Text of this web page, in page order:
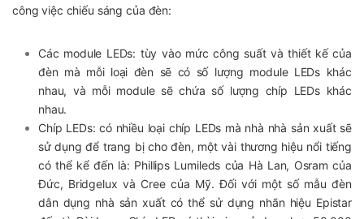
công việc chiếu sáng của đèn:
Các module LEDs: tùy vào mức công suất và thiết kế của
đèn mà mỗi loại đèn sẽ có số lượng module LEDs khác
nhau, và mỗi module sẽ chứa số lượng chíp LEDs khác
nhau.
Chíp LEDs: có nhiều loại chíp LEDs mà nhà nhà sản xuất sẽ
sử dụng để trang bị cho đèn, một vài thương hiệu nổi tiếng
có thể kể đến là: Phillips Lumileds của Hà Lan, Osram của
Đức, Bridgelux và Cree của Mỹ. Đối với một số mẫu đèn
dân dụng nhà sản xuất có thể sử dụng nhãn hiệu Epistar